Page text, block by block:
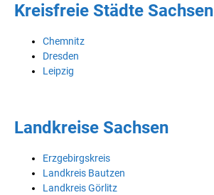
Kreisfreie Städte Sachsen
Chemnitz
Dresden
Leipzig
Landkreise Sachsen
Erzgebirgskreis
Landkreis Bautzen
Landkreis Görlitz